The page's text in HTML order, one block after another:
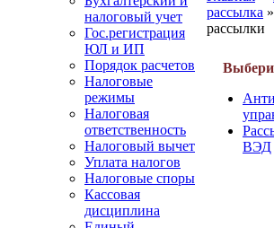
налоговый учет
Гос.регистрация
ЮЛ и ИП
Порядок расчетов
Налоговые
режимы
Налоговая
ответственность
Налоговый вычет
Уплата налогов
Налоговые споры
Кассовая
дисциплина
рассылка
рассылки
ВЭД